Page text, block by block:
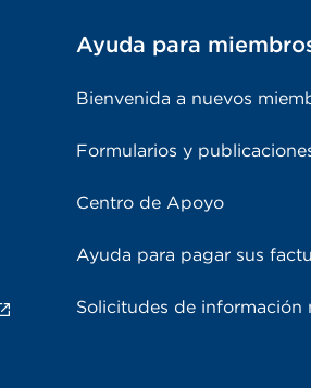
Ayuda para
Bienvenida a nuevos
Formularios y
Centro de Apoyo
Ayuda para pagar sus
Solicitudes de información